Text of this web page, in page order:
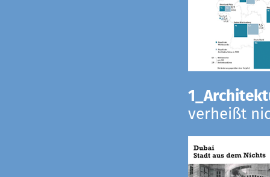
verheißt